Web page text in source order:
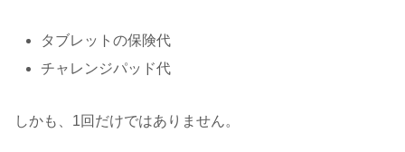
タブレットの保険代
チャレンジパッド代
しかも、1回だけではありません。